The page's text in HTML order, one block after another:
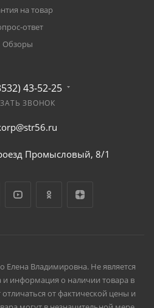
на товар
ответ
Обзоры
43-52-25
ЗВОНОК
Промысловый, 8/1
Владимировна. Не является
информация о наличии товара в
от фактической цены и